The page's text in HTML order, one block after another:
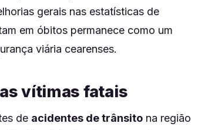
gerais nas estatísticas de
em óbitos permanece como um
viária cearenses.
vítimas fatais
de acidentes de trânsito na região